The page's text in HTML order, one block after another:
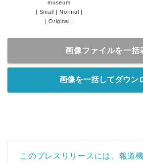
museum
Small Normal
|Original
画像ファイルを一括
画像を一括してダウン
このプレスリリースには、報道